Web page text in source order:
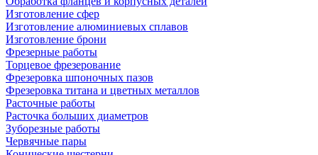
Изготовление сфер
Изготовление алюминиевых сплавов
Изготовление брони
Фрезерные работы
Торцевое фрезерование
Фрезеровка шпоночных пазов
Фрезеровка титана и цветных металлов
Расточные работы
Расточка больших диаметров
Зуборезные работы
Червячные пары